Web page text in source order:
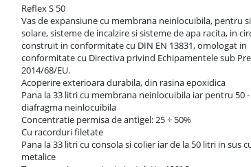
Reflex S 50
Vas de expansiune cu membrana neinlocuibila, pentru
solare, sisteme de incalzire si sisteme de apa racita, in
construit in conformitate cu DIN EN 13831, omologat in
conformitate cu Directiva privind Echipamentele sub
2014/68/EU.
Acoperire exterioara durabila, din rasina epoxidica
Pana la 33 litri cu membrana neinlocuibila iar pentru 50
diafragma neinlocuibila
Concentratie permisa de antigel: 25 ÷ 50%
Cu racorduri filetate
Pana la 33 litri cu consola si colier iar de la 50 litri in sus
metalice